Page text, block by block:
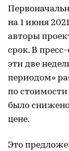
на 1 июня
авторы
срок. В
эти две
периодом»
по стоимости
было
цене.
Это